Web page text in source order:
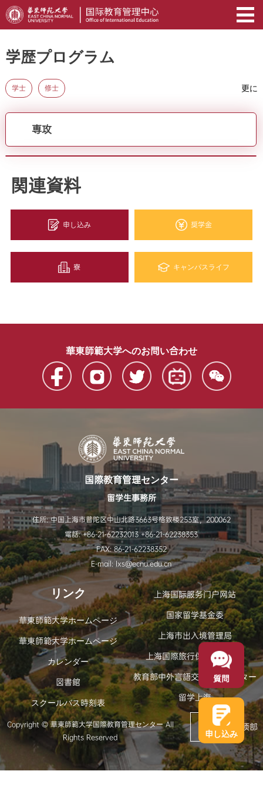
質問
申し込み
学歴プログラム
学士 修士 更に
専攻
関連資料
申し込み 奨学金
寮 キャンパスライフ
華東師範大学へのお問い合わせ
国際教育管理センター
留学生事務所
住所: 中国上海市普陀区中山北路3663号格致楼253室，200062
電話: +86-21-62232013 +86-21-62238353
FAX: 86-21-62238352
E-mail: lxs@ecnu.edu.cn
リンク
華東師範大学ホームページ
華東師範大学ホームページ
カレンダー
図書館
スクールバス時刻表
上海国际服务门户网站
国家留学基金委
上海市出入境管理局
上海国際旅行保健センター
教育部中外言語交流協力センター
留学上海
Copyright © 華東師範大学国際教育管理センター All
Rights Reserved
返回顶部